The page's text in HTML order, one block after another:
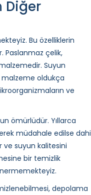
Diğer
Bu özelliklerin
Paslanmaz çelik,
Suyun
malzeme oldukça
ve
ömürlüdür. Yıllarca
müdahale edilse dahi
ve suyun kalitesini
bir temizlik
depolama